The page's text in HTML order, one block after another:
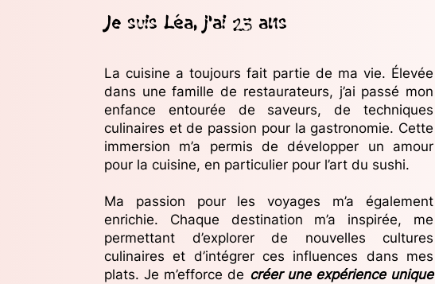
Je suis Léa, j'ai 23 ans
La cuisine a toujours fait partie de ma vie. Élevée
dans une famille de restaurateurs, j’ai passé mon
enfance entourée de saveurs, de techniques
culinaires et de passion pour la gastronomie. Cette
immersion m’a permis de développer un amour
pour la cuisine, en particulier pour l’art du sushi.
Ma passion pour les voyages m’a également
enrichie. Chaque destination m’a inspirée, me
permettant d’explorer de nouvelles cultures
culinaires et d’intégrer ces influences dans mes
plats. Je m’efforce de créer une expérience unique